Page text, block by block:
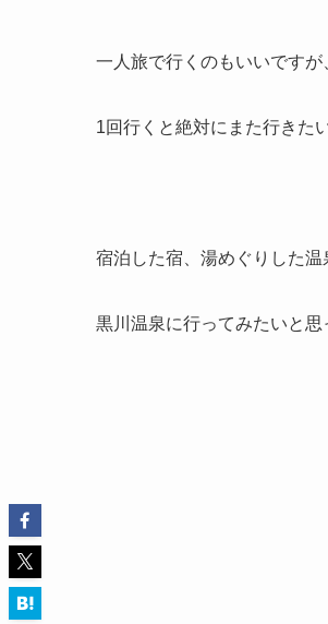
一人旅で行くのもいいですが
1回行くと絶対にまた行きた
宿泊した宿、湯めぐりした温
黒川温泉に行ってみたいと